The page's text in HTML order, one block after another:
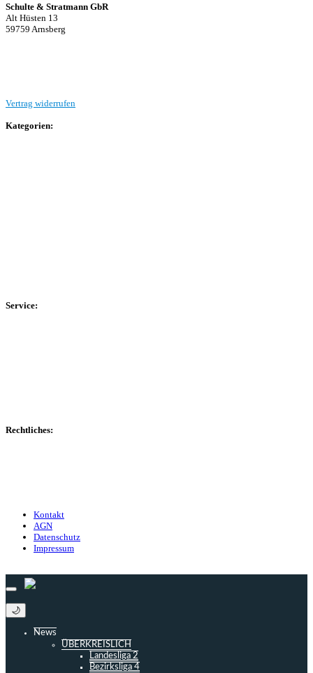
Schulte & Stratmann GbR
Alt Hüsten 13
59759 Arnsberg
Vertrag widerrufen
Kategorien:
Service:
Rechtliches:
Kontakt
AGN
Datenschutz
Impressum
🌙
News
ÜBERKREISLICH
Landesliga 2
Bezirksliga 4